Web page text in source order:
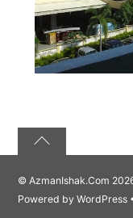
©AzmanIshak.Com
Powered byWordPress